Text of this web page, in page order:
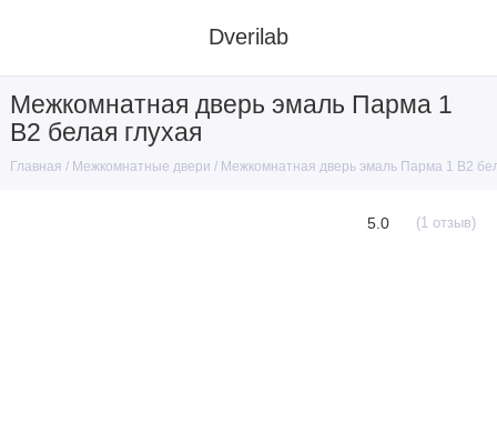
Dverilab
Межкомнатная дверь эмаль Парма 1
В2 белая глухая
Главная Межкомнатные двери Межкомнатная дверь эмаль Парма 1 В2
5.0 (1 отзыв)